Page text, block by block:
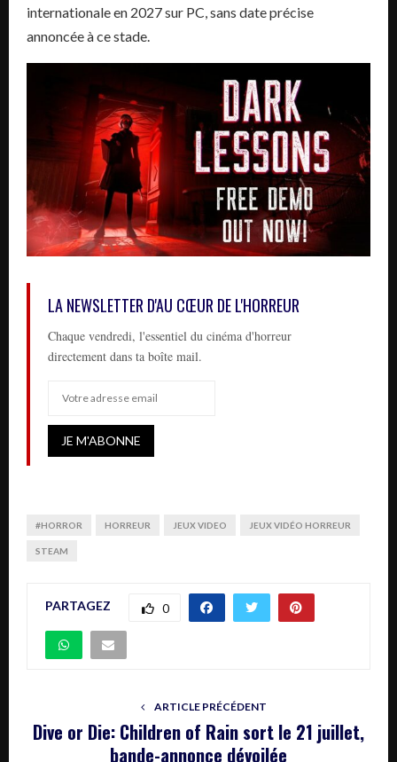
internationale en 2027 sur PC, sans date précise
annoncée à ce stade.
LA NEWSLETTER D'AU CŒUR DE L'HORREUR
Chaque vendredi, l'essentiel du cinéma d'horreur
directement dans ta boîte mail.
#HORROR HORREUR JEUX VIDEO JEUX VIDÉO HORREUR
STEAM
PARTAGEZ 0
ARTICLE PRÉCÉDENT
Dive or Die: Children of Rain sort le 21 juillet,
bande-annonce dévoilée